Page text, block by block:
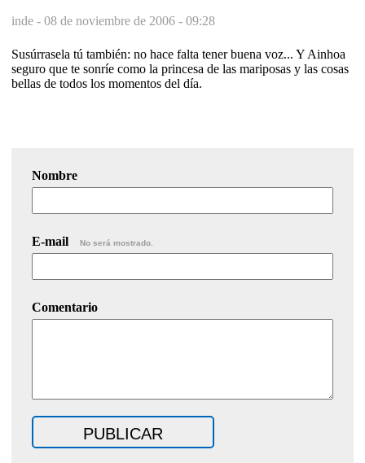
inde - 08 de noviembre de 2006 - 09:28
Susúrrasela tú también: no hace falta tener buena voz... Y Ainhoa
seguro que te sonríe como la princesa de las mariposas y las cosas
bellas de todos los momentos del día.
Nombre
E-mail No será mostrado.
Comentario